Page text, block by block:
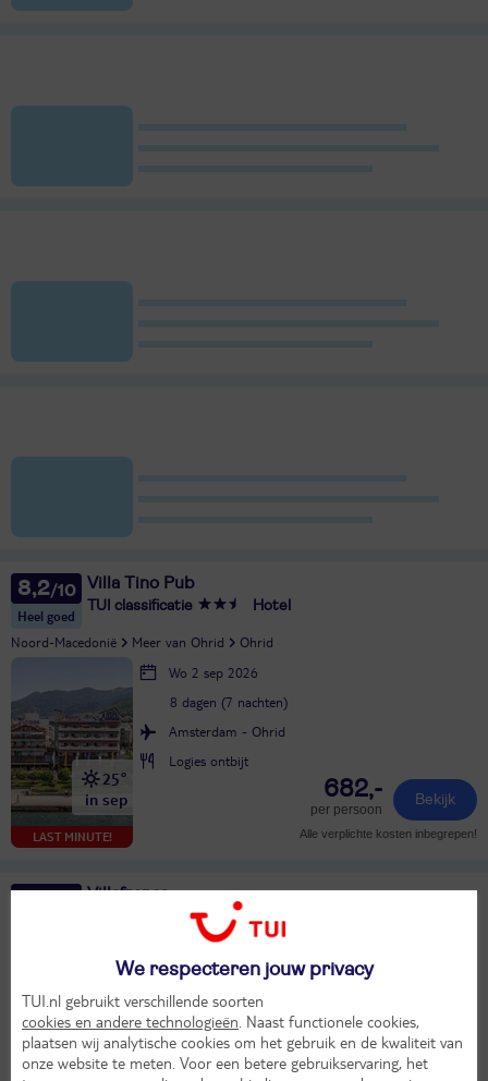
8,2
Heel goed
Villa Tino Pub
TUI classificatie Hotel
Noord-Macedonië Meer van Ohrid Ohrid
LAST MINUTE!
25°
in sep
Wo 2 sep 2026
8 dagen (7 nachten)
Amsterdam - Ohrid
Logies ontbijt
682,-
per persoon
Bekijk
Alle verplichte kosten inbegrepen!
Villafranca
TUI classificatie
Wo 26 aug 2026
4 dagen (3 nachten)
Vanaf Amsterdam
We respecteren jouw privacy
TUI.nl gebruikt verschillende soorten
cookies en andere technologieën . Naast functionele cookies,
plaatsen wij analytische cookies om het gebruik en de kwaliteit van
onze website te meten. Voor een betere gebruikservaring, het